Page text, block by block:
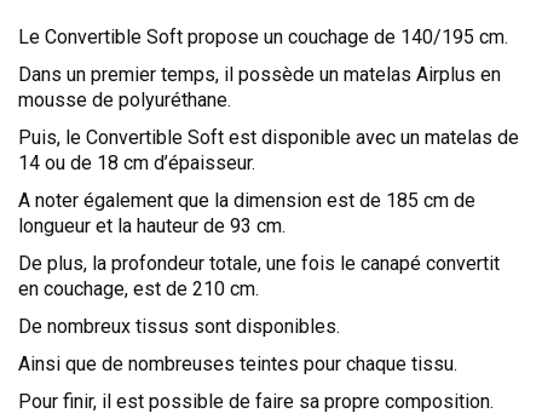
Le Convertible Soft propose un couchage de 140/195 cm.
Dans un premier temps, il possède un matelas Airplus en
mousse de polyuréthane.
Puis, le Convertible Soft est disponible avec un matelas de
14 ou de 18 cm d’épaisseur.
A noter également que la dimension est de 185 cm de
longueur et la hauteur de 93 cm.
De plus, la profondeur totale, une fois le canapé convertit
en couchage, est de 210 cm.
De nombreux tissus sont disponibles.
Ainsi que de nombreuses teintes pour chaque tissu.
Pour finir, il est possible de faire sa propre composition.